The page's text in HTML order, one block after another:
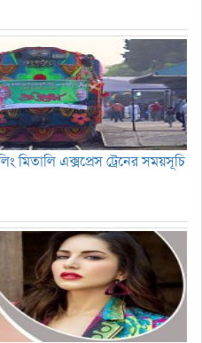
মিতালি এক্সপ্রেস ট্রেনের সময়সূচি